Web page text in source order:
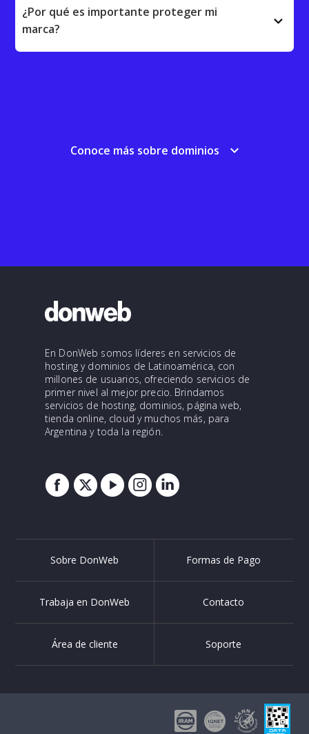
¿Por qué es importante proteger mi
marca?
keyboard_arrow_down
Conoce más sobre dominios keyboard_arrow_down
En DonWeb somos líderes en servicios de
hosting y dominios de Latinoamérica, con
millones de usuarios, ofreciendo servicios de
primer nivel al mejor precio. Brindamos
servicios de hosting, dominios, página web,
tienda online, cloud y muchos más, para
Argentina y toda la región.
Sobre DonWeb Formas de Pago
Trabaja en DonWeb Contacto
Área de cliente Soporte